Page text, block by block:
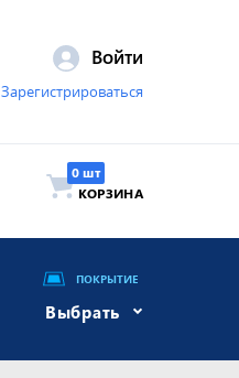
Войти
Зарегистрироваться
КОРЗИНА
ПОКРЫТИЕ
Выбрать